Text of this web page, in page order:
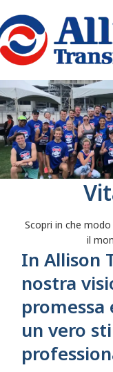
Go Home
Scopri in che
il
In Allison
nostra
un vero